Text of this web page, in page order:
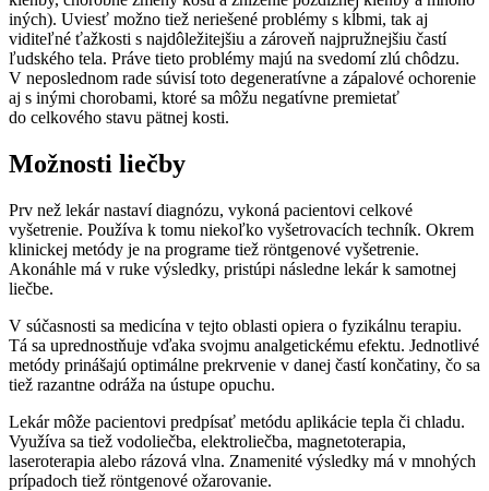
iných). Uviesť možno tiež neriešené problémy s kĺbmi, tak aj
viditeľné ťažkosti s najdôležitejšiu a zároveň najpružnejšiu častí
ľudského tela. Práve tieto problémy majú na svedomí zlú chôdzu.
V neposlednom rade súvisí toto degeneratívne a zápalové ochorenie
aj s inými chorobami, ktoré sa môžu negatívne premietať
do celkového stavu pätnej kosti.
Možnosti liečby
Prv než lekár nastaví diagnózu, vykoná pacientovi celkové
vyšetrenie. Používa k tomu niekoľko vyšetrovacích techník. Okrem
klinickej metódy je na programe tiež röntgenové vyšetrenie.
Akonáhle má v ruke výsledky, pristúpi následne lekár k samotnej
liečbe.
V súčasnosti sa medicína v tejto oblasti opiera o fyzikálnu terapiu.
Tá sa uprednostňuje vďaka svojmu analgetickému efektu. Jednotlivé
metódy prinášajú optimálne prekrvenie v danej častí končatiny, čo sa
tiež razantne odráža na ústupe opuchu.
Lekár môže pacientovi predpísať metódu aplikácie tepla či chladu.
Využíva sa tiež vodoliečba, elektroliečba, magnetoterapia,
laseroterapia alebo rázová vlna. Znamenité výsledky má v mnohých
prípadoch tiež röntgenové ožarovanie.